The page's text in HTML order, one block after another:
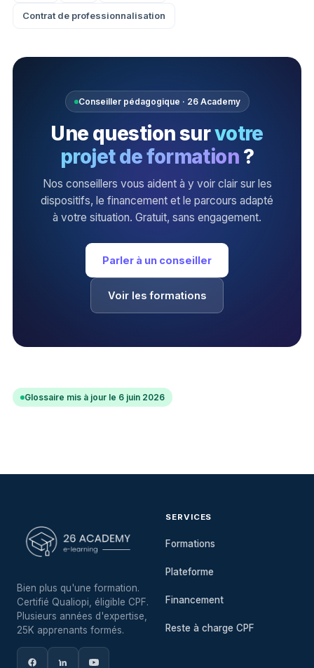
Contrat de professionnalisation
Conseiller pédagogique · 26 Academy
Une question survotre
projet de formation ?
Nos conseillers vous aident à y voir clair sur les
dispositifs, le financement et le parcours adapté
à votre situation. Gratuit, sans engagement.
Parler à un conseiller
Voir les formations
Glossaire mis à jour le 6 juin 2026
Bien plus qu'une formation.
Certifié Qualiopi, éligible CPF.
Plusieurs années d'expertise,
25K apprenants formés.
SERVICES
Formations
Plateforme
Financement
Reste à charge CPF